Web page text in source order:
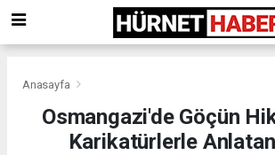
Anasayfa
Osmangazi'de Göçün
Karikatürlerle